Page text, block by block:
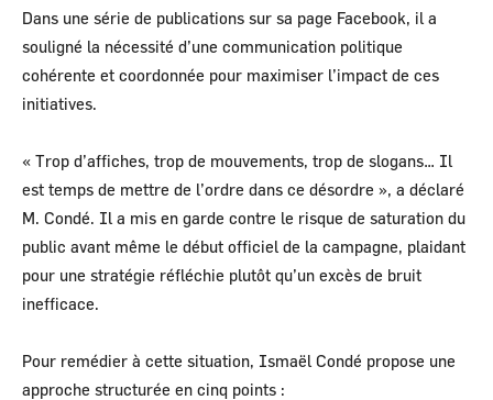
Dans une série de publications sur sa page Facebook, il a
souligné la nécessité d’une communication politique
cohérente et coordonnée pour maximiser l’impact de ces
initiatives.
« Trop d’affiches, trop de mouvements, trop de slogans… Il
est temps de mettre de l’ordre dans ce désordre », a déclaré
M. Condé. Il a mis en garde contre le risque de saturation du
public avant même le début officiel de la campagne, plaidant
pour une stratégie réfléchie plutôt qu’un excès de bruit
inefficace.
Pour remédier à cette situation, Ismaël Condé propose une
approche structurée en cinq points :